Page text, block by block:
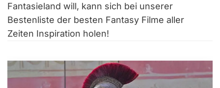
Fantasieland will, kann sich bei unserer
Bestenliste der besten Fantasy Filme aller
Zeiten Inspiration holen!